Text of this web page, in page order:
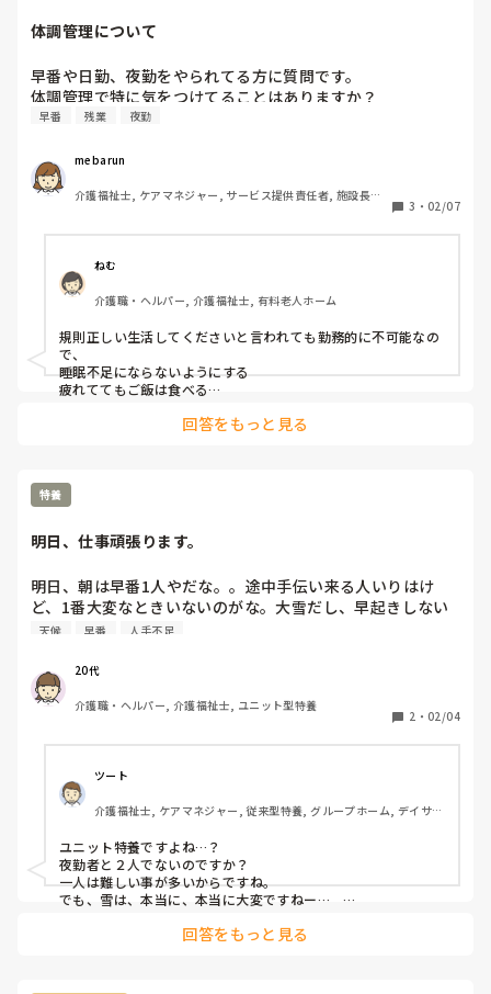
⑤一緒に組むパートナーは完璧！フォローする必要なし。
体調管理について
早番や日勤、夜勤をやられてる方に質問です。
体調管理で特に気をつけてることはありますか？
早番 残業 夜勤
mebarun
介護福祉士, ケアマネジャー, サービス提供責任者, 施設長・
3 ・ 02/07
ねむ
介護職・ヘルパー, 介護福祉士, 有料老人ホーム
規則正しい生活してくださいと言われても勤務的に不可能なの
で、
睡眠不足にならないようにする
疲れててもご飯は食べる
回答をもっと見る
特養
明日、仕事頑張ります。
明日、朝は早番1人やだな。。途中手伝い来る人いりはけ
ど、1番大変なときいないのがな。大雪だし、早起きしない
と。仕事自体は嫌でないけど、人不足で😮‍💨
天候 早番 人手不足
20代
介護職・ヘルパー, 介護福祉士, ユニット型特養
2 ・ 02/04
ツート
介護福祉士, ケアマネジャー, 従来型特養, グループホーム, デイサー
ユニット特養ですよね…？
夜勤者と２人でないのですか？
一人は難しい事が多いからですね。
でも、雪は、本当に、本当に大変ですねー…
回答をもっと見る